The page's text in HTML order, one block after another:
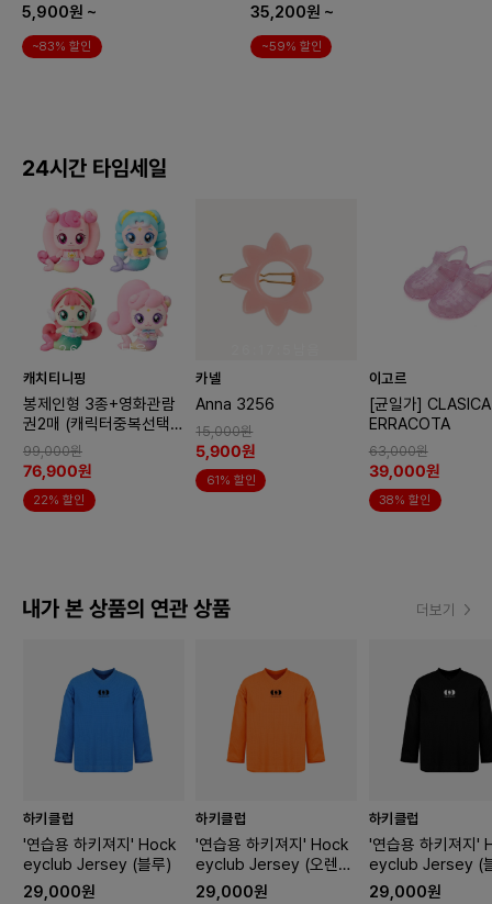
5,900원 ~
~83% 할인
35,200원 ~
~59% 할인
24시간 타임세일
26:17:4남음
캐치티니핑
봉제인형 3종+영화관람
권2매 (캐릭터중복선택불
가)
99,000원
76,900원
22% 할인
카넬
Anna 3256
15,000원
5,900원
61% 할인
이고르
[균일가]
ERRACOTA
63,000원
39,000원
38% 할인
내가 본 상품의 연관 상품 더보기
하키클럽
'연습용 하키져지' Hock
eyclub Jersey (블루)
29,000원
하키클럽
'연습용 하키져지' Hock
eyclub Jersey (오렌
지)
29,000원
하키클럽
'연습용 하키져지'
eyclub Jersey (
29,000원